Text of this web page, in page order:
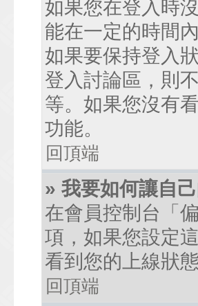
如果您在登入時
能在一定的時間
如果要保持登入
登入討論區，則
等。如果您沒有
功能。
回頂端
» 我要如何讓自
在會員控制台「
項，如果您設定
看到您的上線狀
回頂端